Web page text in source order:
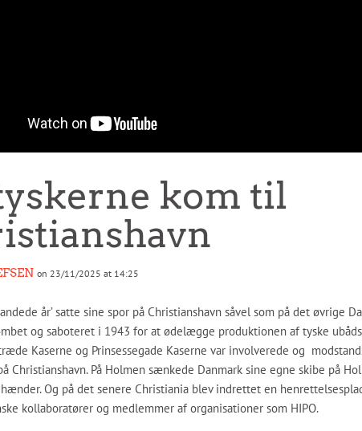
kom til
on 23/11/2025 at 14:25
år’ satte sine spor på Christianshavn såvel som på det øvrige
og saboteret i 1943 for at ødelægge produktionen af tyske
Kaserne og Prinsessegade Kaserne var involverede og
Christianshavn. På Holmen sænkede Danmark sine egne skibe på
Og på det senere Christiania blev indrettet en
kollaboratører og medlemmer af organisationer som HIPO.